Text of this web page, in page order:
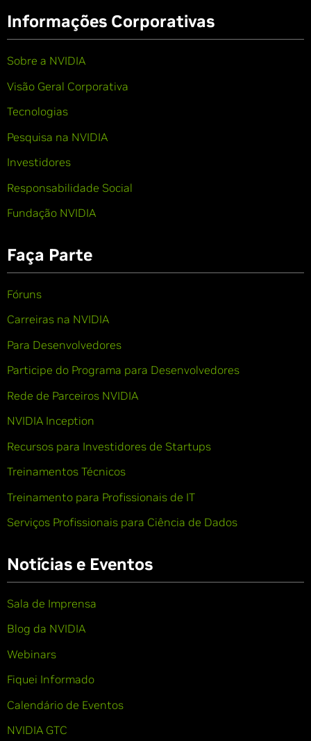
Informações Corporativas
Sobre a NVIDIA
Visão Geral Corporativa
Tecnologias
Pesquisa na NVIDIA
Investidores
Responsabilidade Social
Fundação NVIDIA
Faça Parte
Fóruns
Carreiras na NVIDIA
Para Desenvolvedores
Participe do Programa para Desenvolvedores
Rede de Parceiros NVIDIA
NVIDIA Inception
Recursos para Investidores de Startups
Treinamentos Técnicos
Treinamento para Profissionais de IT
Serviços Profissionais para Ciência de Dados
Notícias e Eventos
Sala de Imprensa
Blog da NVIDIA
Webinars
Fiquei Informado
Calendário de Eventos
NVIDIA GTC